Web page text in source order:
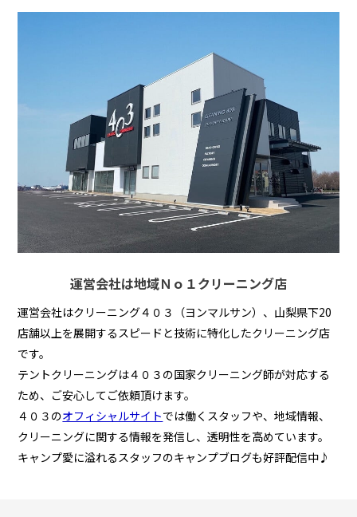
運営会社は地域Ｎｏ１クリーニング店
運営会社はクリーニング４０３（ヨンマルサン）、山梨県下20
店舗以上を展開するスピードと技術に特化したクリーニング店
です。
テントクリーニングは４０３の国家クリーニング師が対応する
ため、ご安心してご依頼頂けます。
４０３のオフィシャルサイトでは働くスタッフや、地域情報、
クリーニングに関する情報を発信し、透明性を高めています。
キャンプ愛に溢れるスタッフのキャンプブログも好評配信中♪